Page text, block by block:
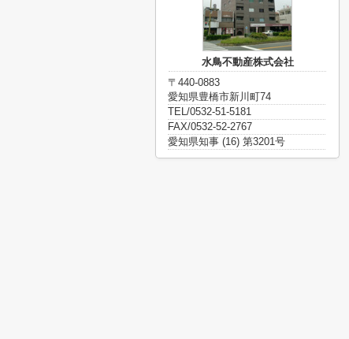
水鳥不動産株式会社
〒440-0883
愛知県豊橋市新川町74
TEL/0532-51-5181
FAX/0532-52-2767
愛知県知事 (16) 第3201号